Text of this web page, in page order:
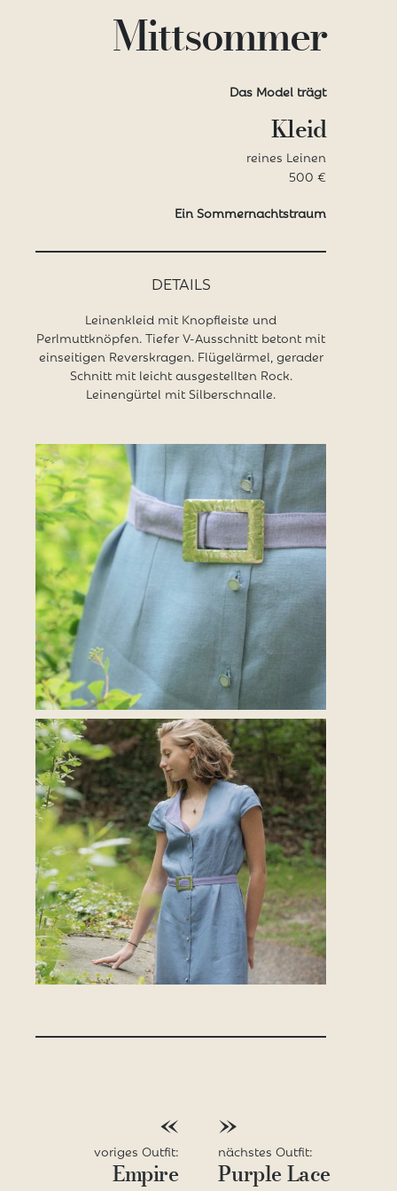
Mittsommer
Das Model trägt
Kleid
reines Leinen
500 €
Ein Sommernachtstraum
DETAILS
Leinenkleid mit Knopfleiste und
Perlmuttknöpfen. Tiefer V-Ausschnitt betont mit
einseitigen Reverskragen. Flügelärmel, gerader
Schnitt mit leicht ausgestellten Rock.
Leinengürtel mit Silberschnalle.
BEITRAGSNAVIGATION
«
voriges Outfit:
Empire
»
nächstes Outfit:
Purple Lace